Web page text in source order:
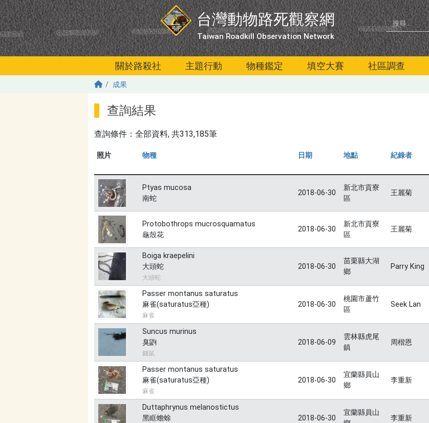
移至主內容
台灣動物路死觀察網
Taiwan Roadkill Observation Network
關於路殺社 主題行動 物種鑑定 填空大賽 社區調查
成果
查詢結果
查詢條件： 全部資料, 共313,185筆
照片 物種 日期 地點 紀錄者
Ptyas mucosa
南蛇
2018-06-30
新北市貢寮
區
王麗菊
Protobothrops mucrosquamatus
龜殼花
2018-06-30
新北市貢寮
區
王麗菊
Boiga kraepelini
大頭蛇
大頭蛇
2018-06-30
苗栗縣大湖
鄉
Parry King
Passer montanus saturatus
麻雀(saturatus亞種)
麻雀
2018-06-30
桃園市蘆竹
區
Seek Lan
Suncus murinus
臭鼩
錢鼠
2018-06-09
雲林縣虎尾
鎮
周楷恩
Passer montanus saturatus
麻雀(saturatus亞種)
麻雀
2018-06-30
宜蘭縣員山
鄉
李重新
Duttaphrynus melanostictus
黑眶蟾蜍
2018-06-30
宜蘭縣員山
李重新